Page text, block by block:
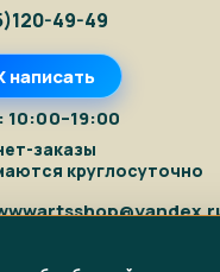
49-49
написать
10:00–19:00
заказы
круглосуточно